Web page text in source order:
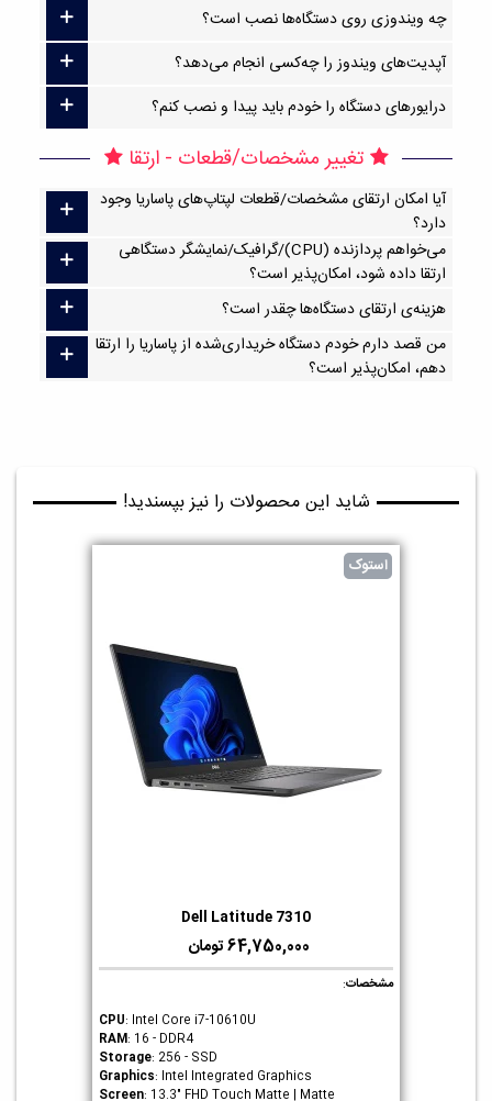
چه ویندوزی روی دستگاه‌ها نصب است؟
آپدیت‌های ویندوز را چه‌کسی انجام می‌دهد؟
درایورهای دستگاه را خودم باید پیدا و نصب کنم؟
تغییر مشخصات/قطعات - ارتقا
آیا امکان ارتقا‌ی مشخصات/قطعات لپتاپ‌های پاساریا وجود
دارد؟
می‌خواهم پردازنده (CPU)/گرافیک/نمایشگر دستگاهی
ارتقا داده شود، امکان‌پذیر است؟
هزینه‌ی ارتقای دستگاه‌ها چقدر است؟
من قصد دارم خودم دستگاه خریداری‌شده از پاساریا را ارتقا
دهم، امکان‌پذیر است؟
شاید این محصولات را نیز بپسندید!
استوک
Dell Latitude 7310
64,750,000 تومان
مشخصات:
CPU: Intel Core i7-10610U
RAM: 16 - DDR4
Storage: 256 - SSD
Graphics: Intel Integrated Graphics
Screen: 13.3" FHD Touch Matte | Matte